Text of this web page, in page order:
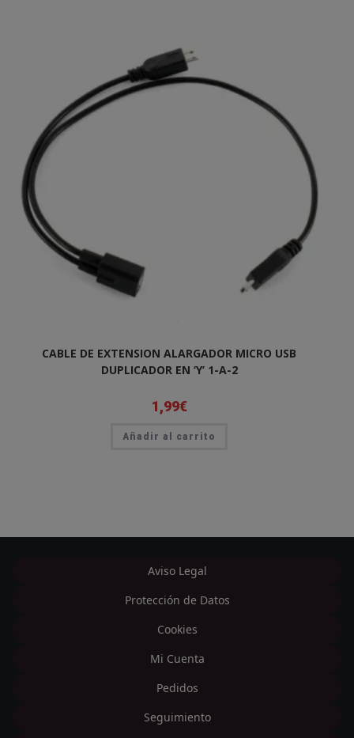
CABLE DE EXTENSION ALARGADOR MICRO USB
DUPLICADOR EN ‘Y’ 1-A-2
1,99€
Añadir al carrito
Aviso Legal
Protección de Datos
Cookies
Mi Cuenta
Pedidos
Seguimiento